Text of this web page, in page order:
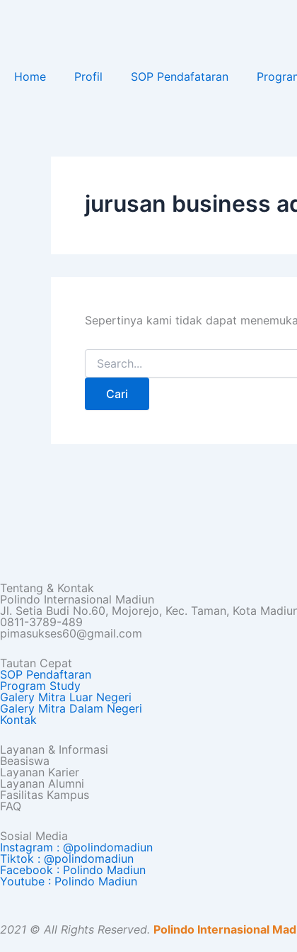
Home Profil SOP Pendafataran
jurusan business
Sepertinya kami tidak dapat
Tentang & Kontak
Polindo Internasional Madiun
Jl. Setia Budi No.60, Mojorejo, Kec. Taman, Kota
0811-3789-489
pimasukses60@gmail.com
Tautan Cepat
SOP Pendaftaran
Program Study
Galery Mitra Luar Negeri
Galery Mitra Dalam Negeri
Kontak
Layanan & Informasi
Beasiswa
Layanan Karier
Layanan Alumni
Fasilitas Kampus
FAQ
Sosial Media
Instagram : @polindomadiun
Tiktok : @polindomadiun
Facebook : Polindo Madiun
Youtube : Polindo Madiun
2021 © All Rights Reserved. Polindo Internasional